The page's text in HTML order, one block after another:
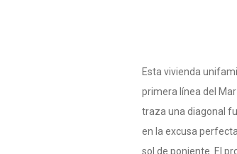
Esta vivienda
primera línea del
traza una diagonal
en la excusa
sol de poniente. El